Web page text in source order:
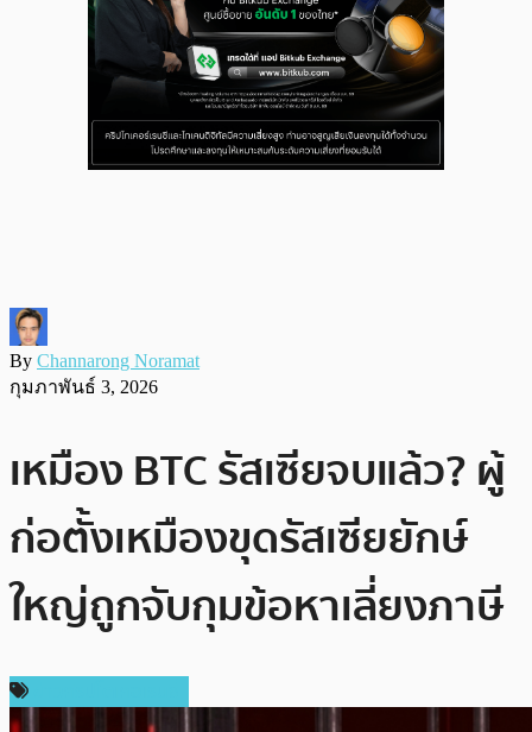
By Channarong Noramat
กุมภาพันธ์ 3, 2026
เหมือง BTC รัสเซียจบแล้ว? ผู้
ก่อตั้งเหมืองขุดรัสเซียยักษ์
ใหญ่ถูกจับกุมข้อหาเลี่ยงภาษี